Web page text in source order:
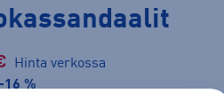
Hinta verkossa
16 %